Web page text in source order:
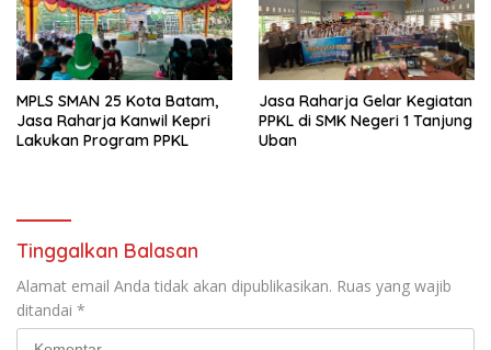
MPLS SMAN 25 Kota Batam,
Jasa Raharja Kanwil Kepri
Lakukan Program PPKL
Jasa Raharja Gelar Kegiatan
PPKL di SMK Negeri 1 Tanjung
Uban
Tinggalkan Balasan
Alamat email Anda tidak akan dipublikasikan. Ruas yang wajib
ditandai *